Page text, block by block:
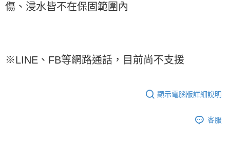
傷、浸水皆不在保固範圍內
※LINE、FB等網路通話，目前尚不支援
顯示電腦版詳細說明
客服